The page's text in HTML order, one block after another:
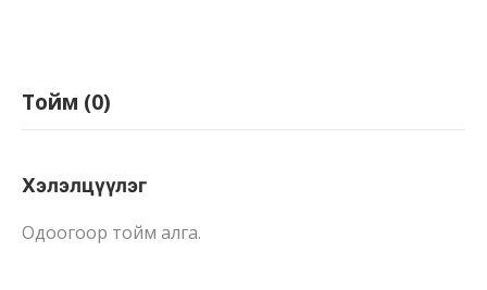
Тойм (0)
Хэлэлцүүлэг
Одоогоор тойм алга.